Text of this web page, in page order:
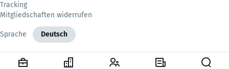
Tracking
Mitgliedschaften widerrufen
Sprache Deutsch